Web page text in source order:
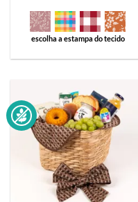
escolha a estampa do tecido